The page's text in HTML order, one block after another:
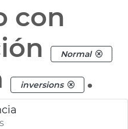
con
Normal
inversions .